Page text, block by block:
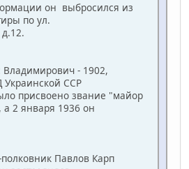
он выбросился из
по ул.
Владимирович - 1902,
ССР
присвоено звание "майор
а 2 января 1936 он
Павлов Карп